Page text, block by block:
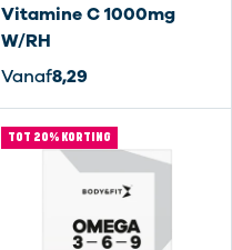
Vitamine C 1000mg
W/RH
Vanaf8,29
TOT 20% KORTING